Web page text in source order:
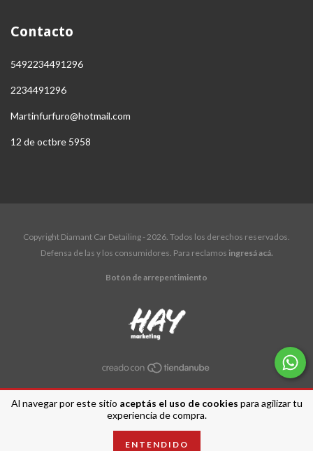
Al navegar por este sitio aceptás el uso de cookies para agilizar tu
experiencia de compra.
ENTENDIDO
Contacto
5492234491296
2234491296
Martinfurfuro@hotmail.com
12 de octbre 5958
Copyright Diamant Car Detailing - 2026. Todos los derechos reservados.
Defensa de las y los consumidores. Para reclamos ingresá acá.
Botón de arrepentimiento